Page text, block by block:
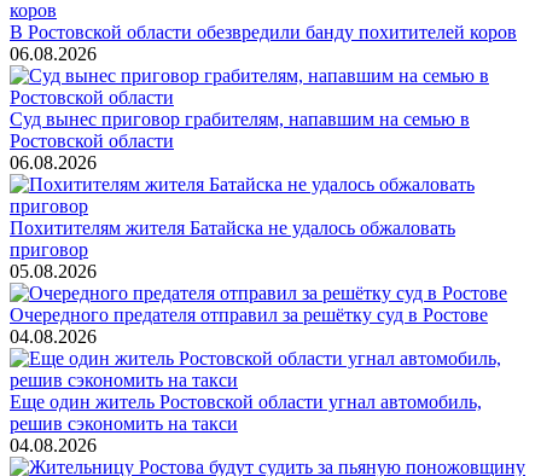
В Ростовской области обезвредили банду похитителей коров
06.08.2026
Суд вынес приговор грабителям, напавшим на семью в
Ростовской области
06.08.2026
Похитителям жителя Батайска не удалось обжаловать
приговор
05.08.2026
Очередного предателя отправил за решётку суд в Ростове
04.08.2026
Еще один житель Ростовской области угнал автомобиль,
решив сэкономить на такси
04.08.2026